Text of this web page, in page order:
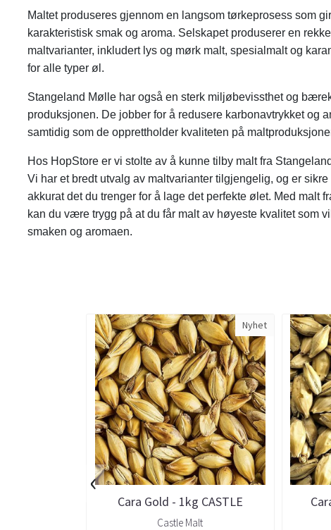
Maltet produseres gjennom en langsom tørkeprosess som
karakteristisk smak og aroma. Selskapet produserer en
maltvarianter, inkludert lys og mørk malt, spesialmalt og
for alle typer øl.
Stangeland Mølle har også en sterk miljøbevissthet og
produksjonen. De jobber for å redusere karbonavtrykket og
samtidig som de opprettholder kvaliteten på
Hos HopStore er vi stolte av å kunne tilby malt fra
Vi har et bredt utvalg av maltvarianter tilgjengelig, og er
akkurat det du trenger for å lage det perfekte ølet. Med malt
kan du være trygg på at du får malt av høyeste kvalitet som
smaken og aromaen.
Nyhet
Cara Gold - 1kg CASTLE
Castle Malt
‹